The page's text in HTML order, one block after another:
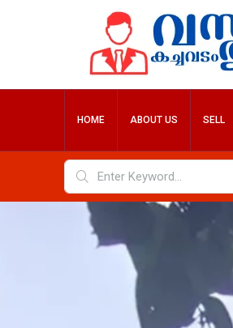
HOME ABOUT US SELL